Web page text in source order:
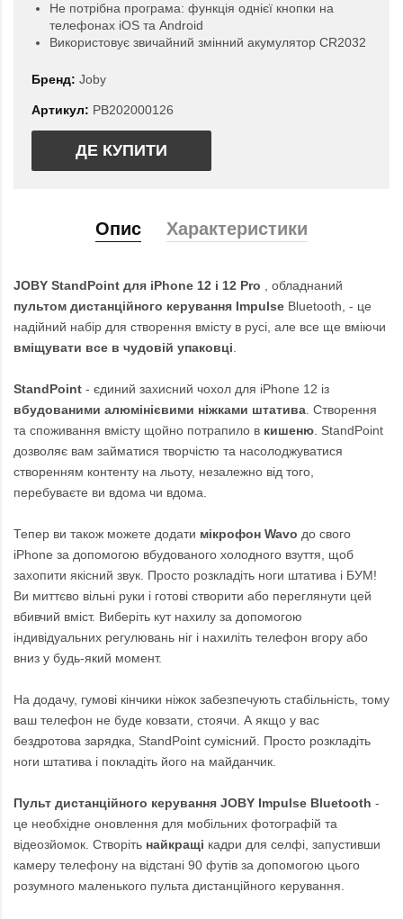
Не потрібна програма: функція однієї кнопки на
телефонах iOS та Android
Використовує звичайний змінний акумулятор CR2032
Бренд: Joby
Артикул: PB202000126
ДЕ КУПИТИ
Опис Характеристики
JOBY StandPoint для iPhone 12 і 12 Pro , обладнаний
пультом дистанційного керування Impulse Bluetooth, - це
надійний набір для створення вмісту в русі, але все ще вміючи
вміщувати все в чудовій упаковці.
StandPoint - єдиний захисний чохол для iPhone 12 із
вбудованими алюмінієвими ніжками штатива. Створення
та споживання вмісту щойно потрапило в кишеню. StandPoint
дозволяє вам займатися творчістю та насолоджуватися
створенням контенту на льоту, незалежно від того,
перебуваєте ви вдома чи вдома.
Тепер ви також можете додати мікрофон Wavo до свого
iPhone за допомогою вбудованого холодного взуття, щоб
захопити якісний звук. Просто розкладіть ноги штатива і БУМ!
Ви миттєво вільні руки і готові створити або переглянути цей
вбивчий вміст. Виберіть кут нахилу за допомогою
індивідуальних регулювань ніг і нахиліть телефон вгору або
вниз у будь-який момент.
На додачу, гумові кінчики ніжок забезпечують стабільність, тому
ваш телефон не буде ковзати, стоячи. А якщо у вас
бездротова зарядка, StandPoint сумісний. Просто розкладіть
ноги штатива і покладіть його на майданчик.
Пульт дистанційного керування JOBY Impulse Bluetooth -
це необхідне оновлення для мобільних фотографій та
відеозйомок. Створіть найкращі кадри для селфі, запустивши
камеру телефону на відстані 90 футів за допомогою цього
розумного маленького пульта дистанційного керування.